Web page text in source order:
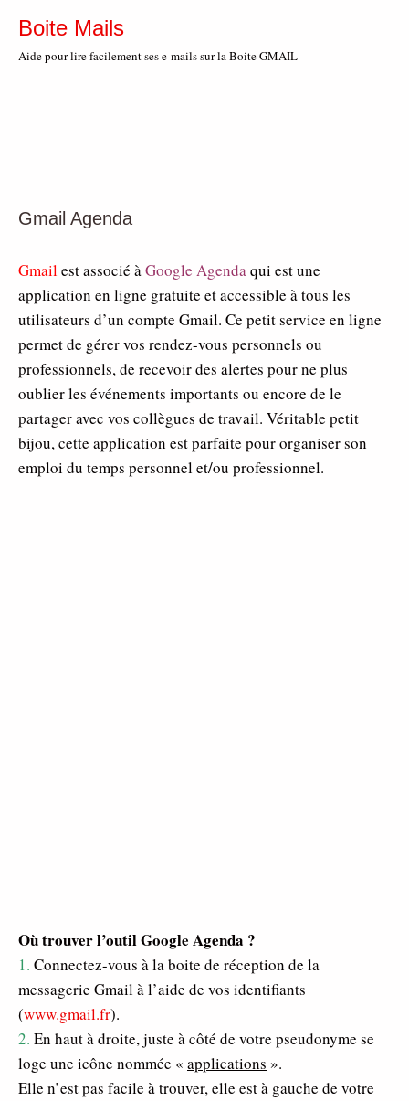
Boite Mails
Aide pour lire facilement ses e-mails sur la Boite GMAIL
Gmail Agenda
Gmailest associé àGoogle Agendaqui est une
application en ligne gratuite et accessible à tous les
utilisateurs d’un compte Gmail. Ce petit service en ligne
permet de gérer vos rendez-vous personnels ou
professionnels, de recevoir des alertes pour ne plus
oublier les événements importants ou encore de le
partager avec vos collègues de travail. Véritable petit
bijou, cette application est parfaite pour organiser son
emploi du temps personnel et/ou professionnel.
Où trouver l’outil Google Agenda ?
1. Connectez-vous à la boite de réception de la
messagerie Gmail à l’aide de vos identifiants
(www.gmail.fr).
2. En haut à droite, juste à côté de votre pseudonyme se
loge une icône nommée « applications ».
Elle n’est pas facile à trouver, elle est à gauche de votre